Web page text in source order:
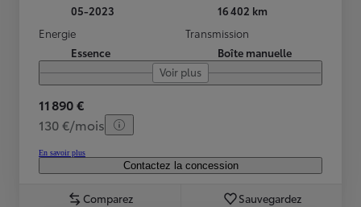
05-2023
16 402 km
Energie
Essence
Transmission
Boîte manuelle
Voir plus
11 890 €
130 €/mois
En savoir plus
Contactez la concession
Comparez Sauvegardez